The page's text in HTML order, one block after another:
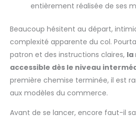
entièrement réalisée de ses
Beaucoup hésitent au départ,
complexité apparente du col.
patron et des instructions claires, la
accessible dès le niveau
première chemise terminée, il est
aux modèles du commerce.
Avant de se lancer, encore faut-il